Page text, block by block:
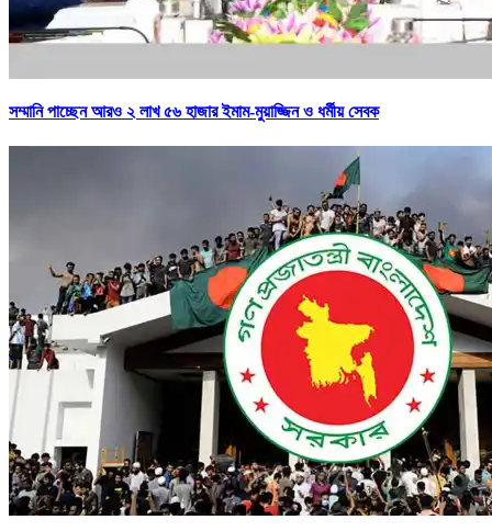
সম্মানি পাচ্ছেন আরও ২ লাখ ৫৬ হাজার ইমাম-মুয়াজ্জিন ও ধর্মীয় সেবক